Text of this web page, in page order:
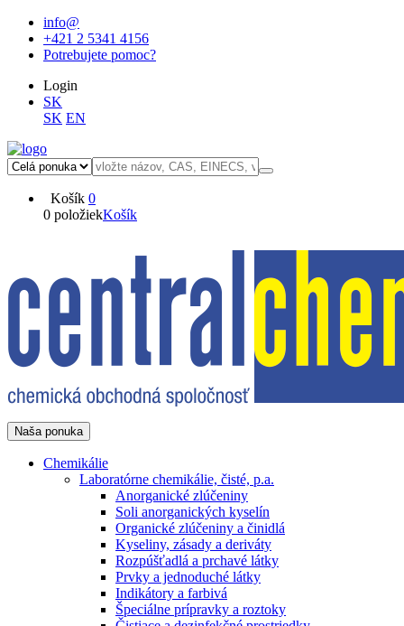
info@
+421 2 5341 4156
Potrebujete pomoc?
Login
SK
SK EN
Košík 0
0 položiekKošík
Naša ponuka
Chemikálie
Laboratórne chemikálie, čisté, p.a.
Anorganické zlúčeniny
Soli anorganických kyselín
Organické zlúčeniny a činidlá
Kyseliny, zásady a deriváty
Rozpúšťadlá a prchavé látky
Prvky a jednoduché látky
Indikátory a farbivá
Špeciálne prípravky a roztoky